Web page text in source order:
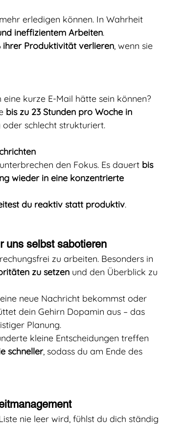
erledigen können. In Wahrheit
ineffizientem Arbeiten.
ihrer Produktivität verlieren, wenn sie
kurze E-Mail hätte sein können?
bis zu 23 Stunden pro Woche in
schlecht strukturiert.
den Fokus. Es dauert bis
wieder in eine konzentrierte
du reaktiv statt produktiv.
uns selbst sabotieren
zu arbeiten. Besonders in
zu setzen und den Überblick zu
neue Nachricht bekommst oder
dein Gehirn Dopamin aus – das
Planung.
kleine Entscheidungen treffen
schneller, sodass du am Ende des
nie leer wird, fühlst du dich ständig